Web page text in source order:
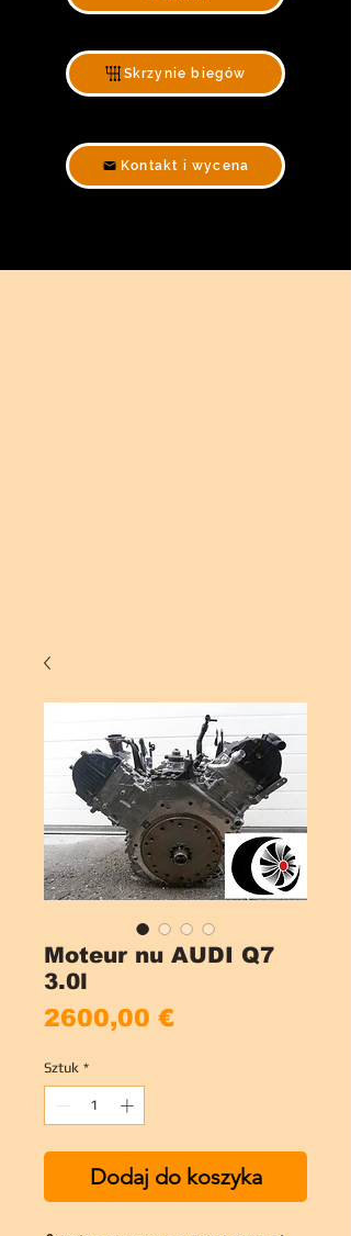
Skrzynie biegów
Kontakt i wycena
Moteur nu AUDI Q7
3.0l
2600,00 €
Sztuk *
Dodaj do koszyka